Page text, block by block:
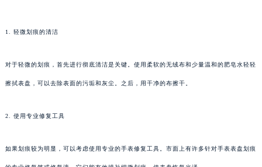
1. 轻微划痕的清洁
对于轻微的划痕，首先进行彻底清洁是关键。使用柔软的无绒布和少量温和的肥皂水轻轻
擦拭表盘，可以去除表面的污垢和灰尘。之后，用干净的布擦干。
2. 使用专业修复工具
如果划痕较为明显，可以考虑使用专业的手表修复工具。市面上有许多针对手表表盘划痕